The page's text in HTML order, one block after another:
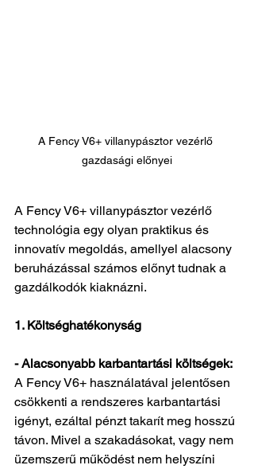
A Fency V6+ villanypásztor vezérlő
gazdasági előnyei
A Fency V6+ villanypásztor vezérlő
technológia egy olyan praktikus és
innovatív megoldás, amellyel alacsony
beruházással számos előnyt tudnak a
gazdálkodók kiaknázni.
1. Költséghatékonyság
- Alacsonyabb karbantartási költségek:
A Fency V6+ használatával jelentősen
csökkenti a rendszeres karbantartási
igényt, ezáltal pénzt takarít meg hosszú
távon. Mivel a szakadásokat, vagy nem
üzemszerű működést nem helyszíni